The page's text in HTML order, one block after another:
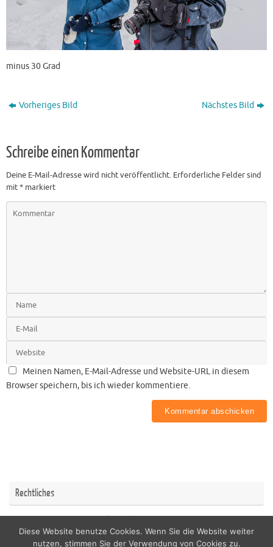
minus 30 Grad
Vorheriges Bild Nächstes Bild
Schreibe einen Kommentar
Deine E-Mail-Adresse wird nicht veröffentlicht. Erforderliche Felder sind
mit* markiert
Meinen Namen, E-Mail-Adresse und Website-URL in diesem
Browser speichern, bis ich wieder kommentiere.
Rechtliches
Impressum Datenschutzerklärung
Diese Website benutze Cookies. Wenn Sie die Website weiter
nutzen, stimmen Sie der Verwendung von Cookies zu.